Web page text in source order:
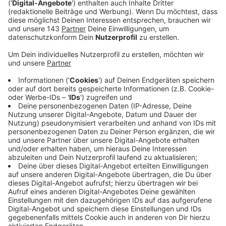
Veröffentlicht:Montag, 02.05.2022 17:43
The Faim hat sich mit Kollege Aaron Knipper
zusammengesetzt und über ihre nächste europaweite
Tournee gesprochen. Sie werden unter anderem auf
diversen Festivals zu sehen und zu hören sein.
Außerdem steht im Juni das Studioalbum "Talk Talk"
bevor - auch das ist natürlich Thema des Interviews
mit den launigen Australiern, das ihr hier an dieser
Stelle hören könnt.
Anzeige